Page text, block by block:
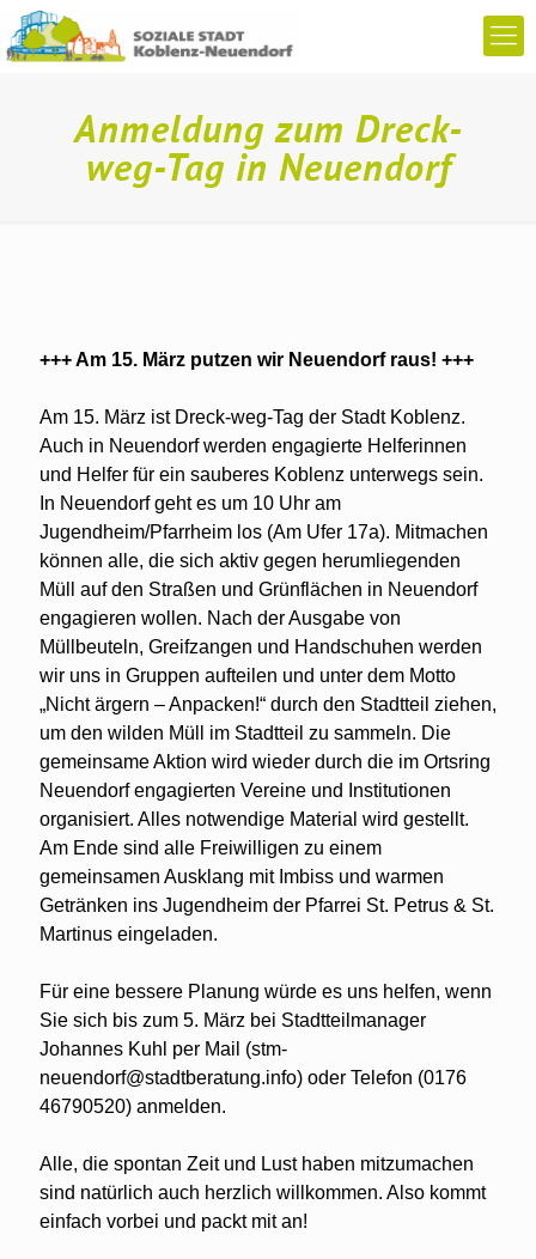
Anmeldung zum Dreck-
weg-Tag in Neuendorf
+++ Am 15. März putzen wir Neuendorf raus! +++
Am 15. März ist Dreck-weg-Tag der Stadt Koblenz.
Auch in Neuendorf werden engagierte Helferinnen
und Helfer für ein sauberes Koblenz unterwegs sein.
In Neuendorf geht es um 10 Uhr am
Jugendheim/Pfarrheim los (Am Ufer 17a). Mitmachen
können alle, die sich aktiv gegen herumliegenden
Müll auf den Straßen und Grünflächen in Neuendorf
engagieren wollen. Nach der Ausgabe von
Müllbeuteln, Greifzangen und Handschuhen werden
wir uns in Gruppen aufteilen und unter dem Motto
„Nicht ärgern – Anpacken!“ durch den Stadtteil ziehen,
um den wilden Müll im Stadtteil zu sammeln. Die
gemeinsame Aktion wird wieder durch die im Ortsring
Neuendorf engagierten Vereine und Institutionen
organisiert. Alles notwendige Material wird gestellt.
Am Ende sind alle Freiwilligen zu einem
gemeinsamen Ausklang mit Imbiss und warmen
Getränken ins Jugendheim der Pfarrei St. Petrus & St.
Martinus eingeladen.
Für eine bessere Planung würde es uns helfen, wenn
Sie sich bis zum 5. März bei Stadtteilmanager
Johannes Kuhl per Mail (stm-
neuendorf@stadtberatung.info) oder Telefon (0176
46790520) anmelden.
Alle, die spontan Zeit und Lust haben mitzumachen
sind natürlich auch herzlich willkommen. Also kommt
einfach vorbei und packt mit an!